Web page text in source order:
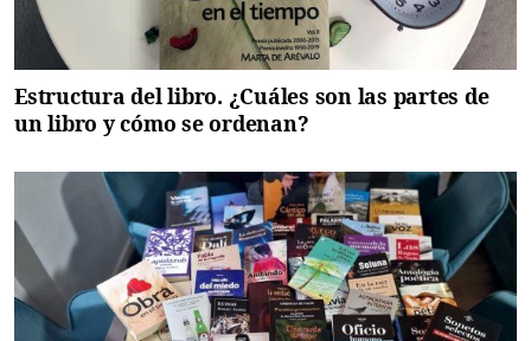
Estructura del libro. ¿Cuáles son las partes de
un libro y cómo se ordenan?